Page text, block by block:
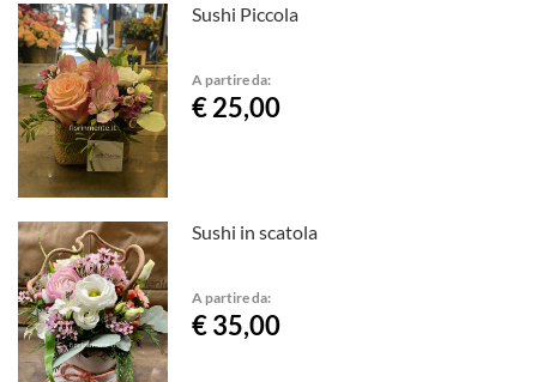
Sushi Piccola
A partire da:
€ 25,00
Sushi in scatola
A partire da:
€ 35,00